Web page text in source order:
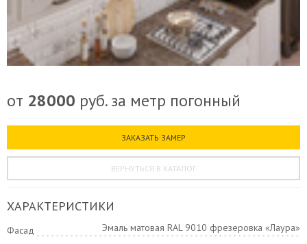
от 28000 руб. за метр погонный
ЗАКАЗАТЬ ЗАМЕР
ВЕРНУТЬСЯ В КАТАЛОГ
ХАРАКТЕРИСТИКИ
Фасад Эмаль матовая RAL 9010 фрезеровка «Лаура»